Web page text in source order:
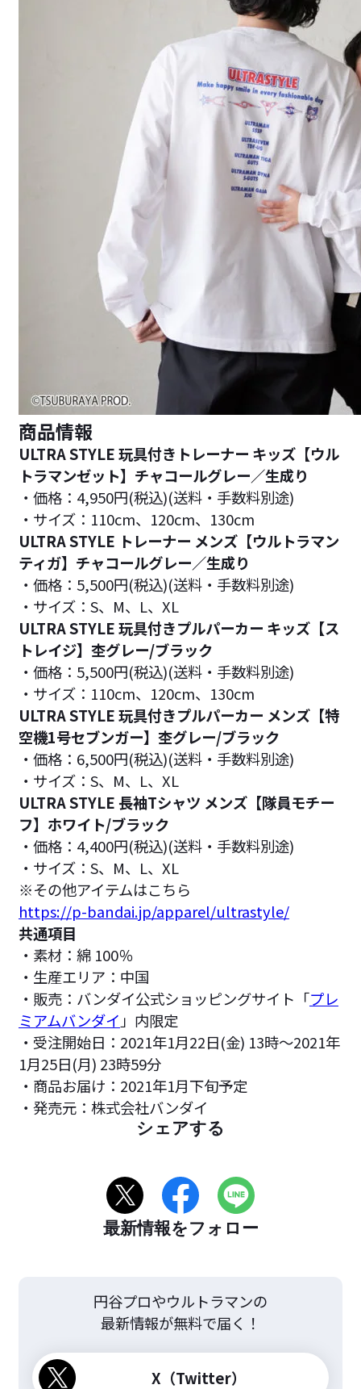
商品情報
ULTRA STYLE 玩具付きトレーナー キッズ【ウル
トラマンゼット】チャコールグレー／生成り
・価格：4,950円(税込)(送料・手数料別途)
・サイズ：110cm、120cm、130cm
ULTRA STYLE トレーナー メンズ【ウルトラマン
ティガ】チャコールグレー／生成り
・価格：5,500円(税込)(送料・手数料別途)
・サイズ：S、M、L、XL
ULTRA STYLE 玩具付きプルパーカー キッズ【ス
トレイジ】杢グレー/ブラック
・価格：5,500円(税込)(送料・手数料別途)
・サイズ：110cm、120cm、130cm
ULTRA STYLE 玩具付きプルパーカー メンズ【特
空機1号セブンガー】杢グレー/ブラック
・価格：6,500円(税込)(送料・手数料別途)
・サイズ：S、M、L、XL
ULTRA STYLE 長袖Tシャツ メンズ【隊員モチー
フ】ホワイト/ブラック
・価格：4,400円(税込)(送料・手数料別途)
・サイズ：S、M、L、XL
※その他アイテムはこちら
https://p-bandai.jp/apparel/ultrastyle/
共通項目
・素材：綿 100％
・生産エリア：中国
・販売：バンダイ公式ショッピングサイト「プレ
ミアムバンダイ」内限定
・受注開始日：2021年1月22日(金) 13時～2021年
1月25日(月) 23時59分
・商品お届け：2021年1月下旬予定
・発売元：株式会社バンダイ
シェアする
最新情報をフォロー
円谷プロやウルトラマンの
最新情報が無料で届く！
X（Twitter）